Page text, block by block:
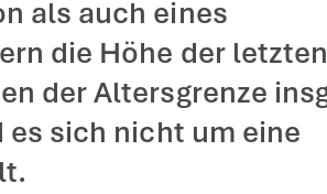
eines